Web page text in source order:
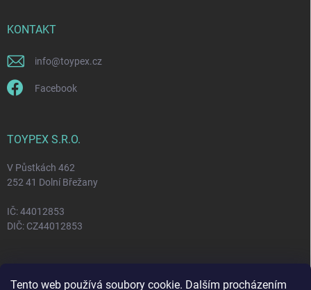
Tento web používá soubory cookie. Dalším procházením
KONTAKT
info@toypex.cz
Facebook
TOYPEX S.R.O.
V Půstkách 462
252 41 Dolní Břežany
IČ: 44012853
DIČ: CZ44012853